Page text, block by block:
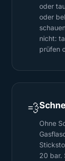
oder
oder
nicht:
prüfen
💨
Ohne
20 bar.